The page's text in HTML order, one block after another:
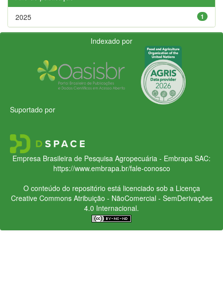
1
2025
Indexado por
Suportado por
Empresa Brasileira de Pesquisa Agropecuária - Embrapa SAC:
https://www.embrapa.br/fale-conosco
O conteúdo do repositório está licenciado sob a Licença
Creative CommonsAtribuição - NãoComercial - SemDerivações
4.0 Internacional.